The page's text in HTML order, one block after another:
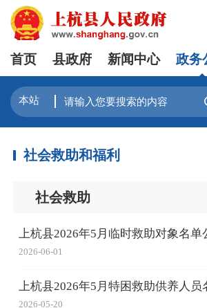
首页 县政府 新闻中心 政务
社会救助和福利
社会救助
上杭县2026年5月临时救助对象名单
2026-06-01
上杭县2026年5月特困救助供养人员
2026-05-20